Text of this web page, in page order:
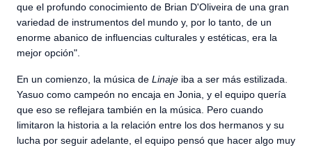
que el profundo conocimiento de Brian D'Oliveira de una gran
variedad de instrumentos del mundo y, por lo tanto, de un
enorme abanico de influencias culturales y estéticas, era la
mejor opción".
En un comienzo, la música de Linaje iba a ser más estilizada.
Yasuo como campeón no encaja en Jonia, y el equipo quería
que eso se reflejara también en la música. Pero cuando
limitaron la historia a la relación entre los dos hermanos y su
lucha por seguir adelante, el equipo pensó que hacer algo muy